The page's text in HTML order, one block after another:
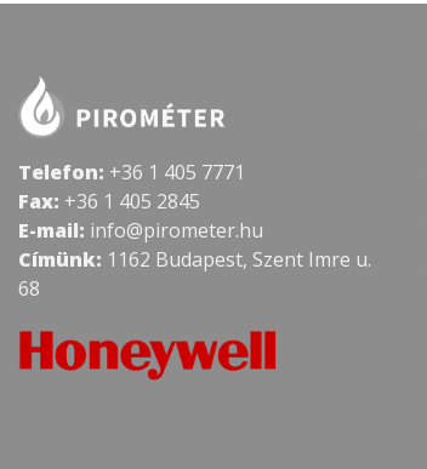
Telefon: +36 1 405 7771
Fax: +36 1 405 2845
E-mail: info@pirometer.hu
Címünk: 1162 Budapest, Szent Imre u.
68